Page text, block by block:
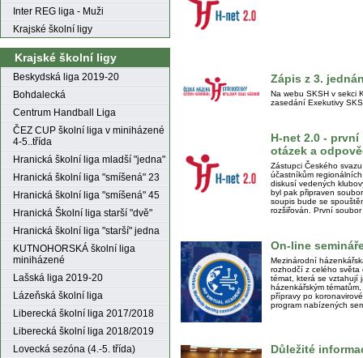
Inter REG liga - Muži
Krajské školní ligy
Krajské školní ligy
Beskydská liga 2019-20
Bohdalecká
Centrum Handball Liga
ČEZ CUP školní liga v miniházené
4-5..třída
Hranická školní liga mladší "jedna"
Hranická školní liga "smíšená" 23
Hranická školní liga "smíšená" 45
Hranická Školní liga starší "dvě"
Hranická školní liga "starší" jedna
KUTNOHORSKÁ školní liga
miniházené
Lašská liga 2019-20
Lázeňská školní liga
Liberecká školní liga 2017/2018
Liberecká školní liga 2018/2019
Lovecká sezóna (4.-5. třída)
Zápis z 3.
Na webu SKSH v sekci
zasedání Exekutivy
H-net 2.0 -
otázek a
Zástupci Českého
účastníkům
diskusí vedených
byl pak připraven
soupis bude se
rozšiřován. První
On-line
Mezinárodní
rozhodčí z celého světa
témat, která se vztahují
házenkářským
přípravy po
program nabízených
Důležité